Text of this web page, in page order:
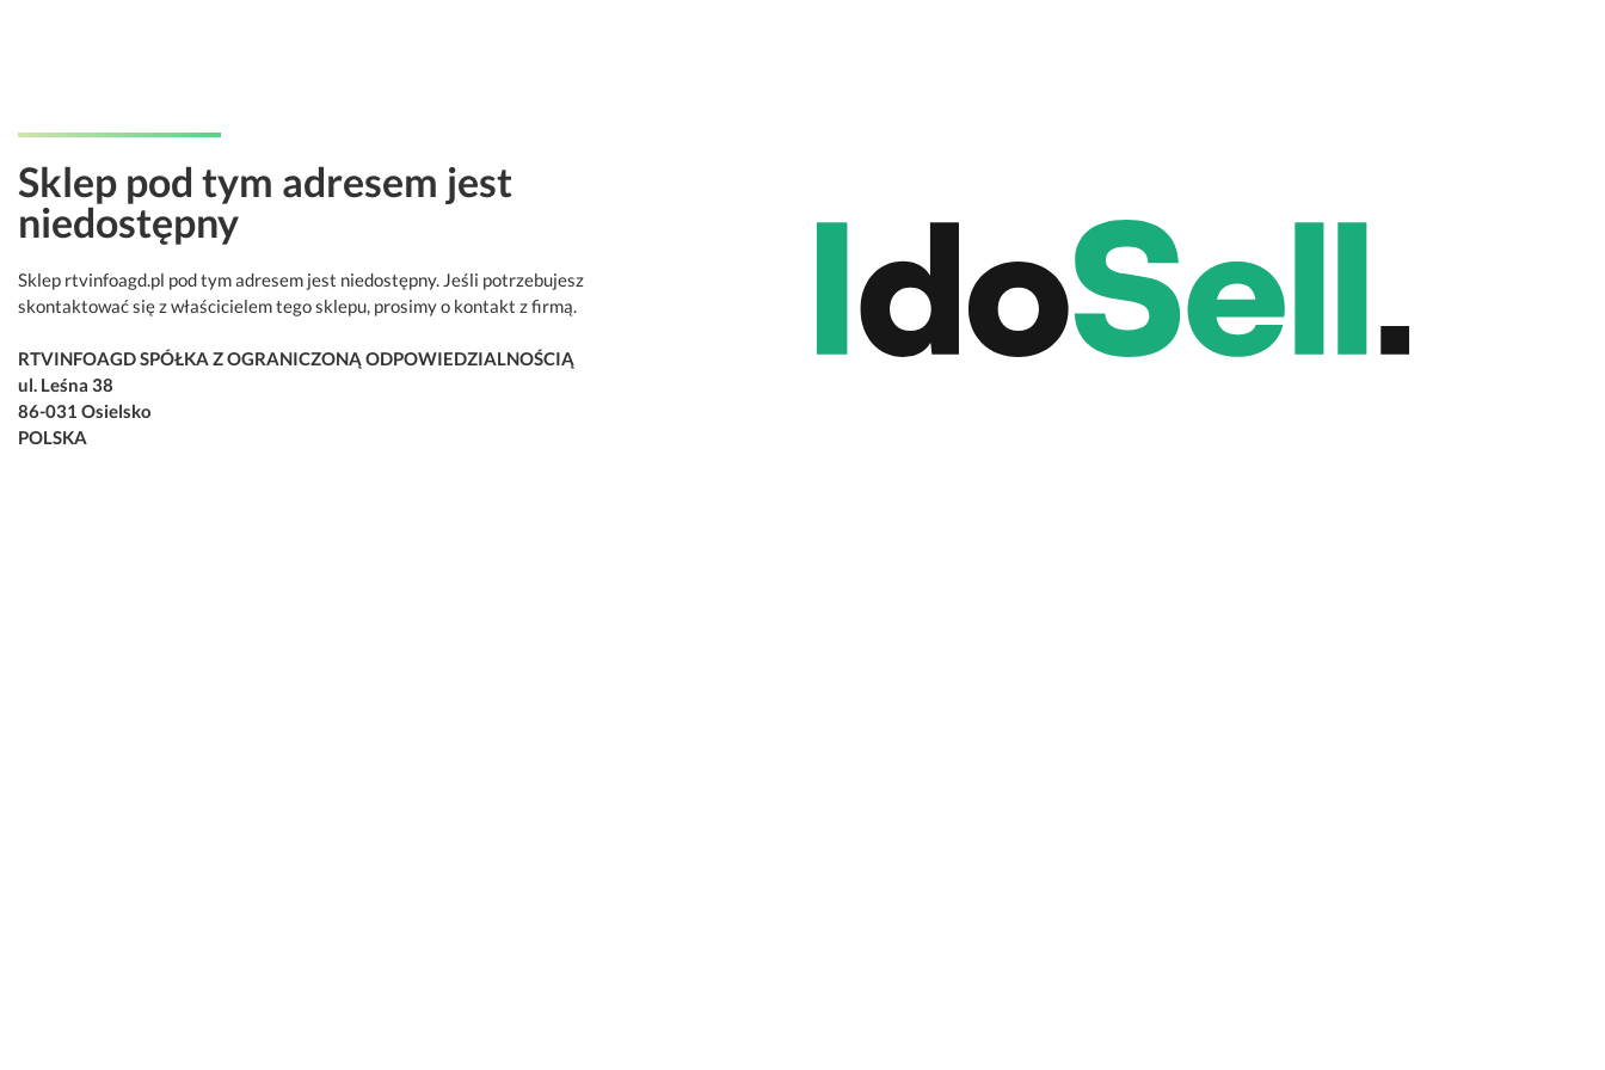
Sklep pod tym adresem jest
niedostępny
Sklep rtvinfoagd.pl pod tym adresem jest niedostępny. Jeśli potrzebujesz
skontaktować się z właścicielem tego sklepu, prosimy o kontakt z firmą.
RTVINFOAGD SPÓŁKA Z OGRANICZONĄ ODPOWIEDZIALNOŚCIĄ
ul. Leśna 38
86-031 Osielsko
POLSKA